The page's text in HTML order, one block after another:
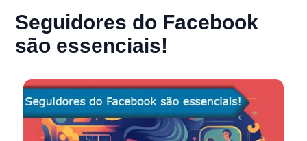
Seguidores do Facebook
são essenciais!